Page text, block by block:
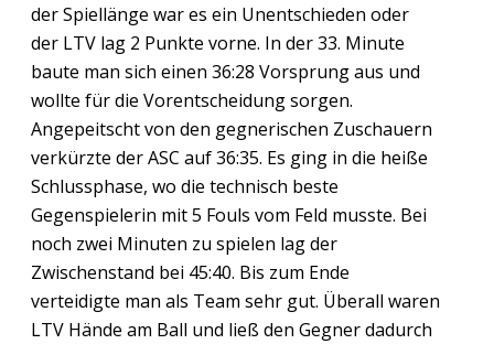
der Spiellänge war es ein Unentschieden oder
der LTV lag 2 Punkte vorne. In der 33. Minute
baute man sich einen 36:28 Vorsprung aus und
wollte für die Vorentscheidung sorgen.
Angepeitscht von den gegnerischen Zuschauern
verkürzte der ASC auf 36:35. Es ging in die heiße
Schlussphase, wo die technisch beste
Gegenspielerin mit 5 Fouls vom Feld musste. Bei
noch zwei Minuten zu spielen lag der
Zwischenstand bei 45:40. Bis zum Ende
verteidigte man als Team sehr gut. Überall waren
LTV Hände am Ball und ließ den Gegner dadurch